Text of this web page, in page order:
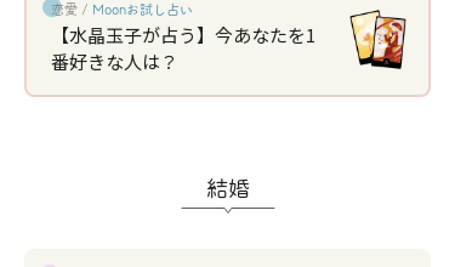
恋愛 / Moonお試し占い
【水晶玉子が占う】今あなたを1
番好きな人は？
結婚